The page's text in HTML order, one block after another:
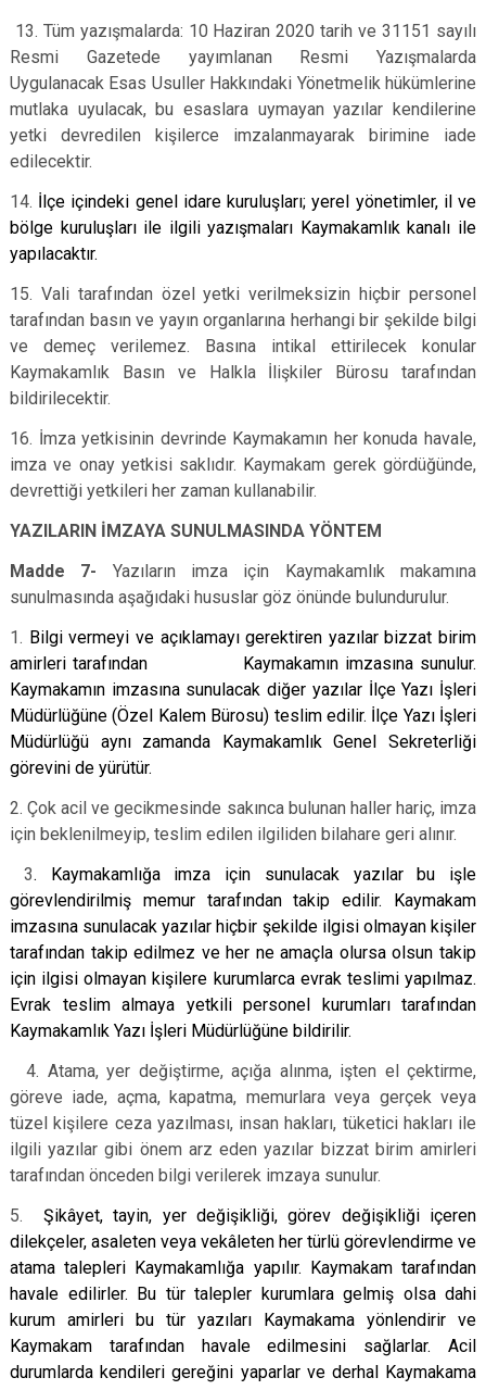
13. Tüm yazışmalarda: 10 Haziran 2020 tarih ve 31151 sayılı
Resmi Gazetede yayımlanan Resmi Yazışmalarda
Uygulanacak Esas Usuller Hakkındaki Yönetmelik hükümlerine
mutlaka uyulacak, bu esaslara uymayan yazılar kendilerine
yetki devredilen kişilerce imzalanmayarak birimine iade
edilecektir.
14. İlçe içindeki genel idare kuruluşları; yerel yönetimler, il ve
bölge kuruluşları ile ilgili yazışmaları Kaymakamlık kanalı ile
yapılacaktır.
15. Vali tarafından özel yetki verilmeksizin hiçbir personel
tarafından basın ve yayın organlarına herhangi bir şekilde bilgi
ve demeç verilemez. Basına intikal ettirilecek konular
Kaymakamlık Basın ve Halkla İlişkiler Bürosu tarafından
bildirilecektir.
16. İmza yetkisinin devrinde Kaymakamın her konuda havale,
imza ve onay yetkisi saklıdır. Kaymakam gerek gördüğünde,
devrettiği yetkileri her zaman kullanabilir.
YAZILARIN İMZAYA SUNULMASINDA YÖNTEM
Madde 7- Yazıların imza için Kaymakamlık makamına
sunulmasında aşağıdaki hususlar göz önünde bulundurulur.
1. Bilgi vermeyi ve açıklamayı gerektiren yazılar bizzat birim
amirleri tarafından Kaymakamın imzasına sunulur.
Kaymakamın imzasına sunulacak diğer yazılar İlçe Yazı İşleri
Müdürlüğüne (Özel Kalem Bürosu) teslim edilir. İlçe Yazı İşleri
Müdürlüğü aynı zamanda Kaymakamlık Genel Sekreterliği
görevini de yürütür.
2. Çok acil ve gecikmesinde sakınca bulunan haller hariç, imza
için beklenilmeyip, teslim edilen ilgiliden bilahare geri alınır.
3. Kaymakamlığa imza için sunulacak yazılar bu işle
görevlendirilmiş memur tarafından takip edilir. Kaymakam
imzasına sunulacak yazılar hiçbir şekilde ilgisi olmayan kişiler
tarafından takip edilmez ve her ne amaçla olursa olsun takip
için ilgisi olmayan kişilere kurumlarca evrak teslimi yapılmaz.
Evrak teslim almaya yetkili personel kurumları tarafından
Kaymakamlık Yazı İşleri Müdürlüğüne bildirilir.
4. Atama, yer değiştirme, açığa alınma, işten el çektirme,
göreve iade, açma, kapatma, memurlara veya gerçek veya
tüzel kişilere ceza yazılması, insan hakları, tüketici hakları ile
ilgili yazılar gibi önem arz eden yazılar bizzat birim amirleri
tarafından önceden bilgi verilerek imzaya sunulur.
5. Şikâyet, tayin, yer değişikliği, görev değişikliği içeren
dilekçeler, asaleten veya vekâleten her türlü görevlendirme ve
atama talepleri Kaymakamlığa yapılır. Kaymakam tarafından
havale edilirler. Bu tür talepler kurumlara gelmiş olsa dahi
kurum amirleri bu tür yazıları Kaymakama yönlendirir ve
Kaymakam tarafından havale edilmesini sağlarlar. Acil
durumlarda kendileri gereğini yaparlar ve derhal Kaymakama